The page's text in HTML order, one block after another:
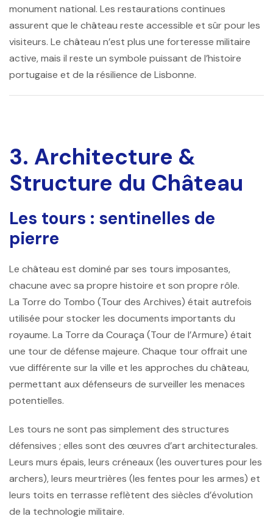
monument national. Les restaurations continues
assurent que le château reste accessible et sûr pour les
visiteurs. Le château n’est plus une forteresse militaire
active, mais il reste un symbole puissant de l’histoire
portugaise et de la résilience de Lisbonne.
3. Architecture &
Structure du Château
Les tours : sentinelles de
pierre
Le château est dominé par ses tours imposantes,
chacune avec sa propre histoire et son propre rôle.
La Torre do Tombo (Tour des Archives) était autrefois
utilisée pour stocker les documents importants du
royaume. La Torre da Couraça (Tour de l’Armure) était
une tour de défense majeure. Chaque tour offrait une
vue différente sur la ville et les approches du château,
permettant aux défenseurs de surveiller les menaces
potentielles.
Les tours ne sont pas simplement des structures
défensives ; elles sont des œuvres d’art architecturales.
Leurs murs épais, leurs créneaux (les ouvertures pour les
archers), leurs meurtrières (les fentes pour les armes) et
leurs toits en terrasse reflètent des siècles d’évolution
de la technologie militaire.